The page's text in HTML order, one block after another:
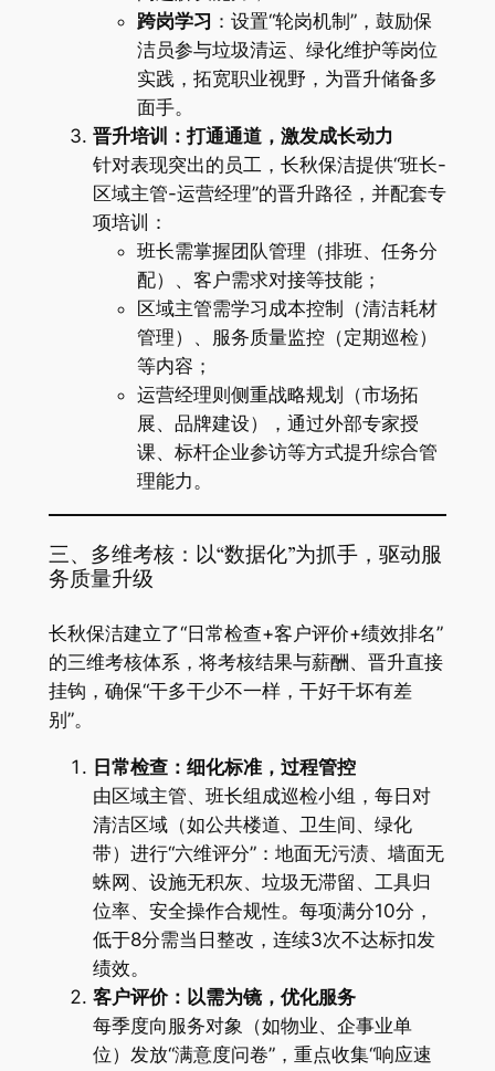
跨岗学习 ：设置“轮岗机制”，鼓励保
洁员参与垃圾清运、绿化维护等岗位
实践，拓宽职业视野，为晋升储备多
面手。
晋升培训：打通通道，激发成长动力
针对表现突出的员工，长秋保洁提供“班长-
区域主管-运营经理”的晋升路径，并配套专
项培训：
班长需掌握团队管理（排班、任务分
配）、客户需求对接等技能；
区域主管需学习成本控制（清洁耗材
管理）、服务质量监控（定期巡检）
等内容；
运营经理则侧重战略规划（市场拓
展、品牌建设），通过外部专家授
课、标杆企业参访等方式提升综合管
理能力。
三、多维考核：以“数据化”为抓手，驱动服
务质量升级
长秋保洁建立了“日常检查+客户评价+绩效排名”
的三维考核体系，将考核结果与薪酬、晋升直接
挂钩，确保“干多干少不一样，干好干坏有差
别”。
日常检查：细化标准，过程管控
由区域主管、班长组成巡检小组，每日对
清洁区域（如公共楼道、卫生间、绿化
带）进行“六维评分”：地面无污渍、墙面无
蛛网、设施无积灰、垃圾无滞留、工具归
位率、安全操作合规性。每项满分10分，
低于8分需当日整改，连续3次不达标扣发
绩效。
客户评价：以需为镜，优化服务
每季度向服务对象（如物业、企事业单
位）发放“满意度问卷”，重点收集“响应速